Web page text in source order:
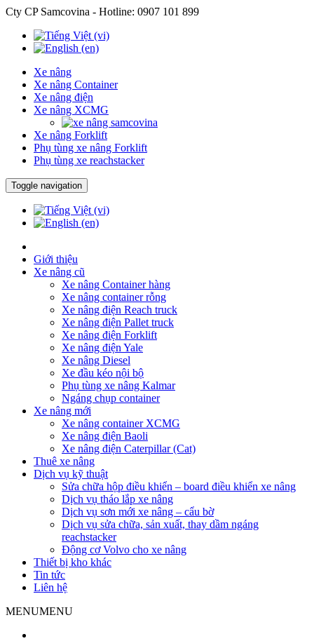
Cty CP Samcovina - Hotline: 0907 101 899
Xe nâng
Xe nâng Container
Xe nâng điện
Xe nâng XCMG
Xe nâng Forklift
Phụ tùng xe nâng Forklift
Phụ tùng xe reachstacker
Toggle navigation
Giới thiệu
Xe nâng cũ
Xe nâng Container hàng
Xe nâng container rỗng
Xe nâng điện Reach truck
Xe nâng điện Pallet truck
Xe nâng điện Forklift
Xe nâng điện Yale
Xe nâng Diesel
Xe đầu kéo nội bộ
Phụ tùng xe nâng Kalmar
Ngáng chụp container
Xe nâng mới
Xe nâng container XCMG
Xe nâng điện Baoli
Xe nâng điện Caterpillar (Cat)
Thuê xe nâng
Dịch vụ kỹ thuật
Sửa chữa hộp điều khiển – board điều khiển xe nâng
Dịch vụ tháo lắp xe nâng
Dịch vụ sơn mới xe nâng – cẩu bờ
Dịch vụ sửa chữa, sản xuất, thay dầm ngáng
reachstacker
Động cơ Volvo cho xe nâng
Thiết bị kho khác
Tin tức
Liên hệ
MENUMENU